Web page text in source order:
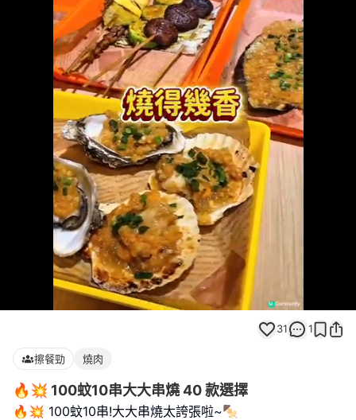
Loaded:
100.00%
31 1
擦餐勁 燒肉
🔥💥 100蚊10串大大串燒 40 款選擇
🔥💥 100蚊10串!大大串燒太誇張啦~🍢